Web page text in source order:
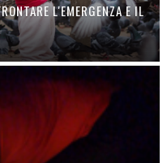
L'EMERGENZA E IL